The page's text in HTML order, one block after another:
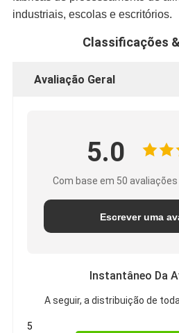
industriais, escolas e escritórios.
Classificações
Avaliação Geral
5.0
Com base em 50
Escrever uma
Instantâneo Da
A seguir, a distribuição de
5